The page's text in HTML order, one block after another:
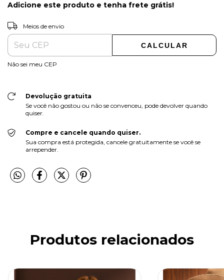
Adicione este produto e tenha frete grátis!
Entregas para o CEP:
Meios de envio
CALCULAR
Não sei meu CEP
Devolução gratuita
Se você não gostou ou não se convenceu, pode devolver quando
quiser.
Compre e cancele quando quiser.
Sua compra está protegida, cancele gratuitamente se você se
arrepender.
Produtos relacionados